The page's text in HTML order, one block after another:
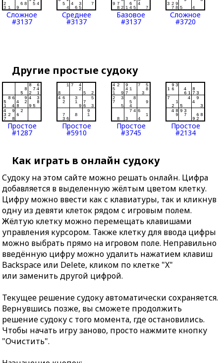
Сложное
#3137
Среднее
#3137
Базовое
#3137
Сложное
#3720
Другие простые судоку
Простое
#1287
Простое
#5910
Простое
#3745
Простое
#2134
Как играть в онлайн судоку
Судоку на этом сайте можно решать онлайн. Цифра
добавляется в выделенную жёлтым цветом клетку.
Цифру можно ввести как с клавиатуры, так и кликнув
одну из девяти клеток рядом с игровым полем.
Жёлтую клетку можно перемещать клавишами
управления курсором. Также клетку для ввода цифры
можно выбрать прямо на игровом поле. Неправильно
введённую цифру можно удалить нажатием клавиш
Backspace или Delete, кликом по клетке "X"
или заменить другой цифрой.
Текущее решение судоку автоматически сохраняется.
Вернувшись позже, вы сможете продолжить
решение судоку с того момента, где остановились.
Чтобы начать игру заново, просто нажмите кнопку
"Очистить".